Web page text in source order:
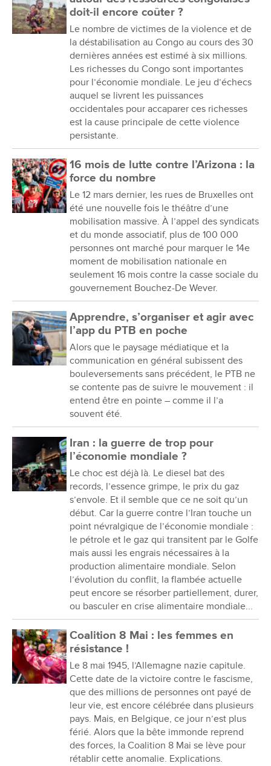
doit-il encore coûter ?
Le nombre de victimes de la violence et de
la déstabilisation au Congo au cours des 30
dernières années est estimé à six millions.
Les richesses du Congo sont importantes
pour l’économie mondiale. Le jeu d’échecs
auquel se livrent les puissances
occidentales pour accaparer ces richesses
est la cause principale de cette violence
persistante.
16 mois de lutte contre l’Arizona : la
force du nombre
Le 12 mars dernier, les rues de Bruxelles ont
été une nouvelle fois le théâtre d’une
mobilisation massive. À l’appel des syndicats
et du monde associatif, plus de 100 000
personnes ont marché pour marquer le 14e
moment de mobilisation nationale en
seulement 16 mois contre la casse sociale du
gouvernement Bouchez-De Wever.
Apprendre, s’organiser et agir avec
l’app du PTB en poche
Alors que le paysage médiatique et la
communication en général subissent des
bouleversements sans précédent, le PTB ne
se contente pas de suivre le mouvement : il
entend être en pointe – comme il l’a
souvent été.
Iran : la guerre de trop pour
l’économie mondiale ?
Le choc est déjà là. Le diesel bat des
records, l’essence grimpe, le prix du gaz
s’envole. Et il semble que ce ne soit qu’un
début. Car la guerre contre l’Iran touche un
point névralgique de l’économie mondiale :
le pétrole et le gaz qui transitent par le Golfe
mais aussi les engrais nécessaires à la
production alimentaire mondiale. Selon
l’évolution du conflit, la flambée actuelle
peut encore se résorber partiellement, durer,
ou basculer en crise alimentaire mondiale...
Coalition 8 Mai : les femmes en
résistance !
Le 8 mai 1945, l’Allemagne nazie capitule.
Cette date de la victoire contre le fascisme,
que des millions de personnes ont payé de
leur vie, est encore célébrée dans plusieurs
pays. Mais, en Belgique, ce jour n’est plus
férié. Alors que la bête immonde reprend
des forces, la Coalition 8 Mai se lève pour
rétablir cette anomalie. Explications.